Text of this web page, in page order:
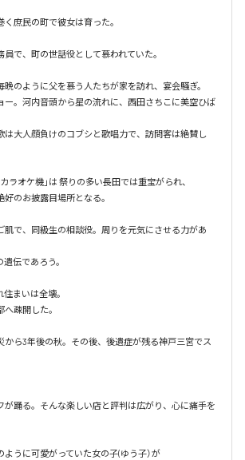
庶民の町で彼女は育った。
で、町の世話役として慕われていた。
のように父を慕う人たちが家を訪れ、宴会騒ぎ。
ー。河内音頭から星の流れに、西田さちこに美空ひば
は大人顔負けのコブシと歌唱力で、訪問客は絶賛し
ラオケ機｣は 祭りの多い長田では重宝がられ、
のお披露目場所となる。
肌で、同級生の相談役。周りを元気にさせる力があ
伝であろう。
まいは全壊。
疎開した。
から3年後の秋。その後、後遺症が残る神戸三宮でス
が踊る。そんな楽しい店と評判は広がり、心に痛手を
ように可愛がっていた女の子(ゆう子）が